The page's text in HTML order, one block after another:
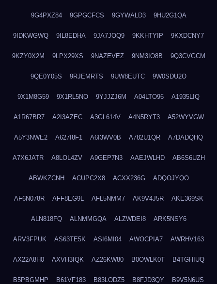
9G4PXZ84 9GPGCFCS 9GYWALD3 9HU2G1QA
9IDKWGWQ 9IL8EDHA 9JA7JOQ9 9KKHTYIP 9KXDCNY7
9KZY0X2M 9LPX29XS 9NAZEVEZ 9NM3IO8B 9Q3CVGCM
9QE0Y05S 9RJEMRTS 9UW8EUTC 9W0SDU2O
9X1M8G59 9X1RL5NO 9YJJZJ6M A04LTO96 A1935LIQ
A1R67BR7 A2I3AZEC A3GL614V A4N5RYT3 A52WYVGW
A5Y3NWE2 A627I8F1 A6I3WV0B A782U1QR A7DADQHQ
A7X6JATR A8LOL4ZV A9GEP7N3 AAEJWLHD AB6S6UZH
ABWKZCNH ACUPC2X8 ACXX236G ADQOJYQO
AF6N078R AFF8EG9L AFL5NMM7 AK9V4J5R AKE369SK
ALN818FQ ALNMMGQA ALZWDEI8 ARK5NSY6
ARV3FPUK AS63TE5K ASI6MI04 AWOCPIA7 AWRHV163
AX22A8H0 AXVH3IQK AZ26KW80 B0OWLK0T B4TGHIUQ
B5PBGMHP B61VF183 B83LODZ5 B8FJD3QY B9V5N6US